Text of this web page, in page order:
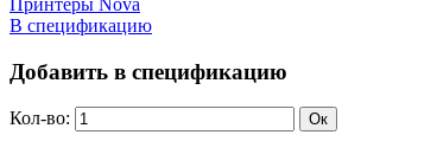
В спецификацию
Добавить в спецификацию
Кол-во: